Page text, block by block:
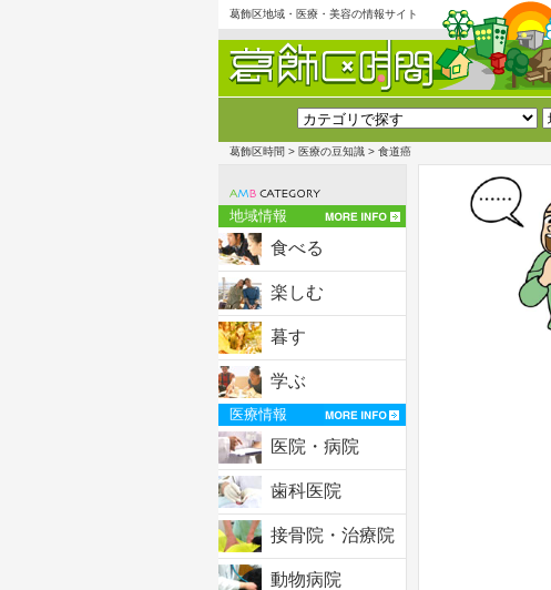
葛飾区地域・医療・美容の情報サイト
葛飾区時間 > 医療の豆知識 > 食道癌
地域情報
食べる
楽しむ
暮す
学ぶ
医療情報
医院・病院
歯科医院
接骨院・治療院
動物病院